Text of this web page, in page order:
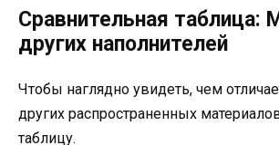
Сравнительная таблица:
других наполнителей
Чтобы наглядно увидеть, чем
других распространенных
таблицу.